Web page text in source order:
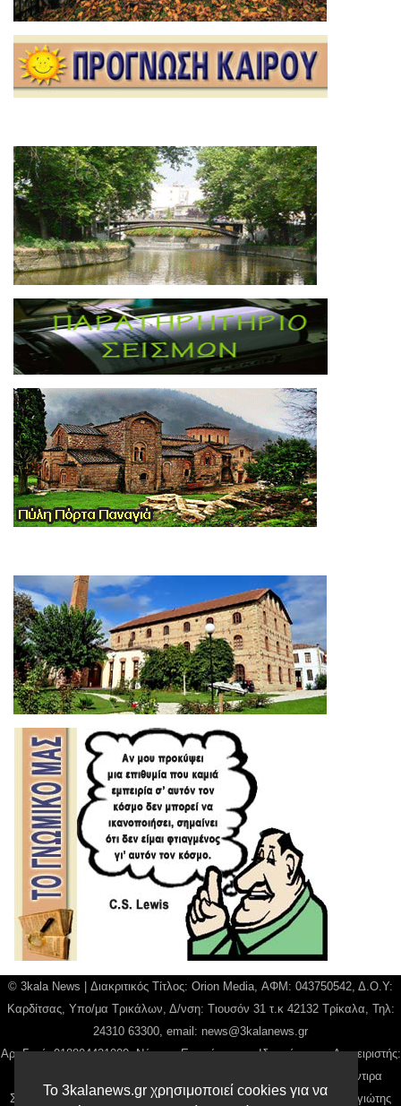
Το 3kalanews.gr χρησιμοποιεί cookies για να
© 3kala News | Διακριτικός Τίτλος: Orion Media, ΑΦΜ: 043750542, Δ.Ο.Υ:
Καρδίτσας, Υπο/μα Τρικάλων, Δ/νση: Τιουσόν 31 τ.κ 42132 Τρίκαλα, Τηλ:
24310 63300, email: news@3kalanews.gr
Αρ. Γεμή: 018804431000, Νόμιμος Εκπρόσωπος, Ιδιοκτήτης και Διαχειριστής:
Παναγιώτης Φιλίππου, Διευθύντρια: Γιαννουσά Βασιλική, Διευθύντιρα
Σύνταξης: Μπαλαμπάνη Βασιλική. Δικαιούχος domain name Παναγιώτης